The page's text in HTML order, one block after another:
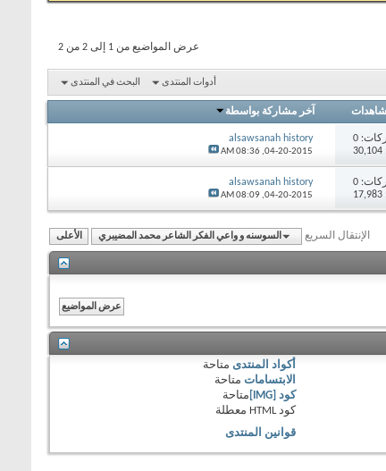
عرض المواضيع من 1 إلى 2 من 2
أدوات المنتدى البحث في المنتدى
آخر مشاركة بواسطة
0
alsawsanah history
04-20-2015,
08:36 AM
0
alsawsanah history
04-20-2015,
08:09 AM
الإنتقال السريع السوسنه و واعي الفكر الشاعر محمد المضيبري الأعلى
أكواد المنتدى متاحة
الابتسامات متاحة
كود [IMG]
متاحة
كود HTML
معطلة
قوانين المنتدى